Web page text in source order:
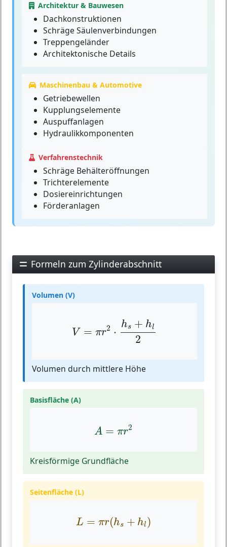
Architektur & Bauwesen
Dachkonstruktionen
Schräge Säulenverbindungen
Treppengeländer
Architektonische Details
Maschinenbau & Automotive
Getriebewellen
Kupplungselemente
Auspuffanlagen
Hydraulikkomponenten
Verfahrenstechnik
Schräge Behälteröffnungen
Trichterelemente
Dosiereinrichtungen
Förderanlagen
Formeln zum Zylinderabschnitt
Volumen (V)
V = πr2 ⋅
hs + hl
2
s+ h 2
Volumen durch mittlere Höhe
Basisfläche (A)
A = πr2
A 2
Kreisförmige Grundfläche
Seitenfläche (L)
L = πr(hs + hl )
(h h l)